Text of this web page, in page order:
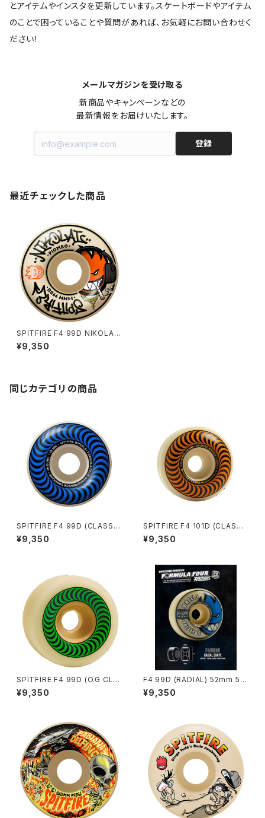
とアイテムやインスタを更新しています。スケートボードやアイテム
のことで困っていることや質問があれば、お気軽にお問い合わせく
ださい！
メールマガジンを受け取る
新商品やキャンペーンなどの
最新情報をお届けいたします。
登録
最近チェックした商品
SPITFIRE F4 99D NIKOLAI
PIOMBO (CLASSIC) 52mm
¥9,350
同じカテゴリの商品
SPITFIRE F4 99D (CLASSI
C) 56mm
¥9,350
SPITFIRE F4 101D (CLASSI
C) 53mm
¥9,350
SPITFIRE F4 99D (O.G CLA
SSIC) 52mm
¥9,350
F4 99D (RADIAL) 52mm 53
mm
¥9,350